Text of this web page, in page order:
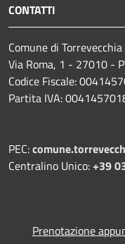
CONTATTI
Comune di
Via Roma, 1 - 27010 -
Codice Fiscale:
Partita IVA:
PEC:
Centralino Unico:+39
Prenotazione